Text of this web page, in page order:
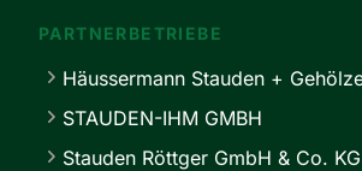
PARTNERBETRIEBE
Häussermann Stauden +
STAUDEN-IHM GMBH
Stauden Röttger GmbH & Co. KG